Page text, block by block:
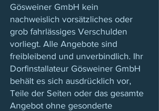
Gösweiner GmbH kein
nachweislich vorsätzliches oder
grob fahrlässiges Verschulden
vorliegt. Alle Angebote sind
freibleibend und unverbindlich. Ihr
Dorfinstallateur Gösweiner GmbH
behält es sich ausdrücklich vor,
Teile der Seiten oder das gesamte
Angebot ohne gesonderte